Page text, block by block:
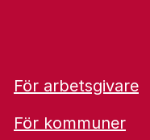
För arbetsgivare
För kommuner